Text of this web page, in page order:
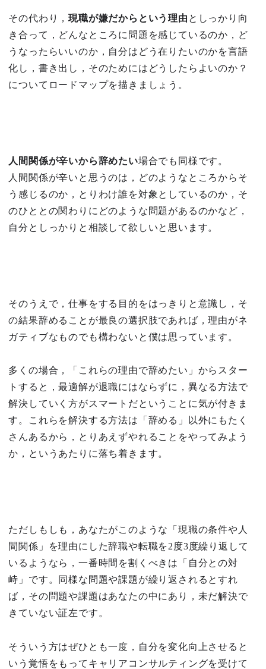
その代わり，現職が嫌だからという理由 としっかり向
き合って，どんなところに問題を感じているのか，ど
うなったらいいのか，自分はどう在りたいのかを言語
化し，書き出し，そのためにはどうしたらよいのか？
についてロードマップを描きましょう。
人間関係が辛いから辞めたい場合でも同様です。
人間関係が辛いと思うのは，どのようなところからそ
う感じるのか，とりわけ誰を対象としているのか，そ
のひととの関わりにどのような問題があるのかなど，
自分としっかりと相談して欲しいと思います。
そのうえで，仕事をする目的をはっきりと意識し，そ
の結果辞めることが最良の選択肢であれば，理由がネ
ガティブなものでも構わないと僕は思っています。
多くの場合，「これらの理由で辞めたい」からスター
トすると，最適解が退職にはならずに，異なる方法で
解決していく方がスマートだということに気が付きま
す。これらを解決する方法は「辞める」以外にもたく
さんあるから，とりあえずやれることをやってみよう
か，というあたりに落ち着きます。
ただしもしも，あなたがこのような「現職の条件や人
間関係」を理由にした辞職や転職を2度3度繰り返して
いるようなら，一番時間を割くべきは「自分との対
峙」です。同様な問題や課題が繰り返されるとすれ
ば，その問題や課題はあなたの中にあり，未だ解決で
きていない証左です。
そういう方はぜひとも一度，自分を変化向上させると
いう覚悟をもってキャリアコンサルティングを受けて